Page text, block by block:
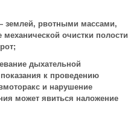
землей, рвотными массами,
очистки полости
дыхательной
к проведению
и нарушение
может явиться наложение